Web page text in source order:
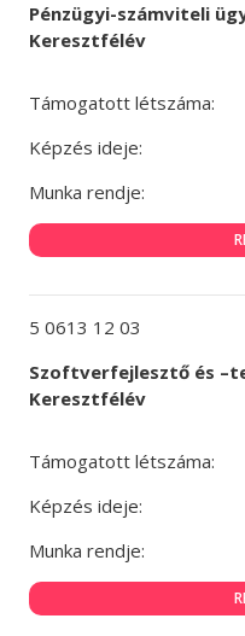
Pénzügyi-számviteli
Keresztfélév
Támogatott létszáma:
Képzés ideje:
Munka rendje:
5 0613 12 03
Szoftverfejlesztő és
Keresztfélév
Támogatott létszáma:
Képzés ideje:
Munka rendje: